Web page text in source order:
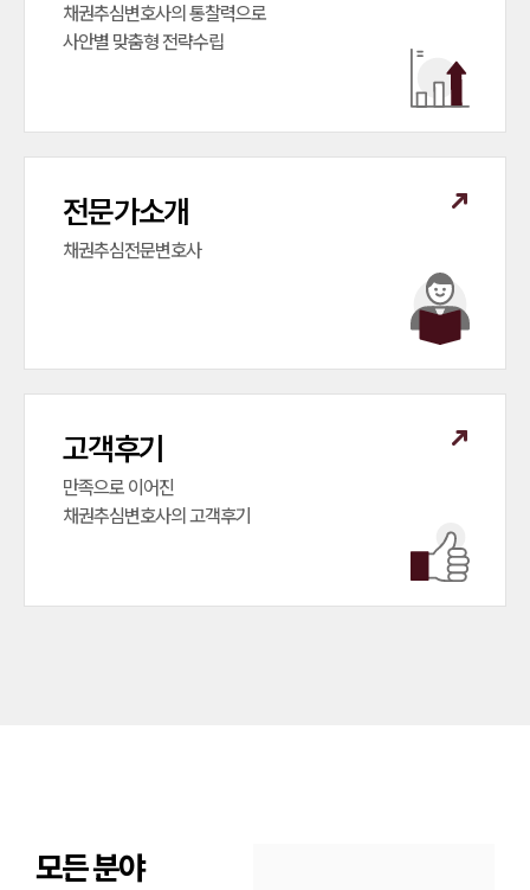
채권추심변호사의 통찰력으로
사안별 맞춤형 전략수립
전문가소개
채권추심전문변호사
고객후기
만족으로 이어진
채권추심변호사의 고객후기
모든 분야